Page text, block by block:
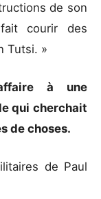
de son
courir des
Tutsi. »
à une
qui cherchait
de choses.
de Paul